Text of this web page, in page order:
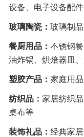
设备、电子设备配
玻璃陶瓷： 玻璃制
餐厨用品： 不锈钢
油炸锅、烘焙器皿
塑胶产品： 家庭用
纺织品： 家居纺织
桌布等
装饰礼品： 经典家